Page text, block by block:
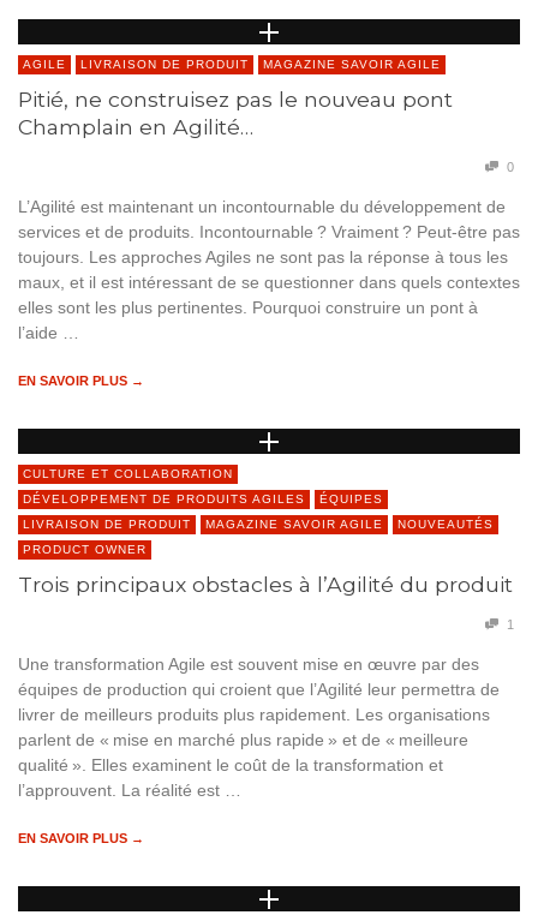
AGILE LIVRAISON DE PRODUIT MAGAZINE SAVOIR AGILE
Pitié, ne construisez pas le nouveau pont
Champlain en Agilité…
0
L’Agilité est maintenant un incontournable du développement de
services et de produits. Incontournable ? Vraiment ? Peut-être pas
toujours. Les approches Agiles ne sont pas la réponse à tous les
maux, et il est intéressant de se questionner dans quels contextes
elles sont les plus pertinentes. Pourquoi construire un pont à
l’aide …
EN SAVOIR PLUS →
CULTURE ET COLLABORATION
DÉVELOPPEMENT DE PRODUITS AGILES
ÉQUIPES
LIVRAISON DE PRODUIT
MAGAZINE SAVOIR AGILE
NOUVEAUTÉS
PRODUCT OWNER
Trois principaux obstacles à l’Agilité du produit
1
Une transformation Agile est souvent mise en œuvre par des
équipes de production qui croient que l’Agilité leur permettra de
livrer de meilleurs produits plus rapidement. Les organisations
parlent de « mise en marché plus rapide » et de « meilleure
qualité ». Elles examinent le coût de la transformation et
l’approuvent. La réalité est …
EN SAVOIR PLUS →